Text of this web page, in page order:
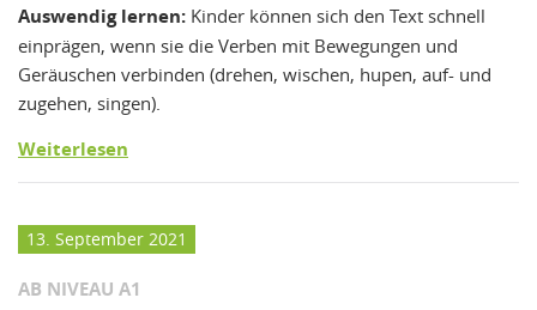
Auswendig lernen: Kinder können sich den Text schnell
einprägen, wenn sie die Verben mit Bewegungen und
Geräuschen verbinden (drehen, wischen, hupen, auf- und
zugehen, singen).
Weiterlesen
13. September 2021
AB NIVEAU A1